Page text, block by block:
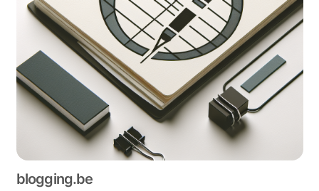
blogging.be